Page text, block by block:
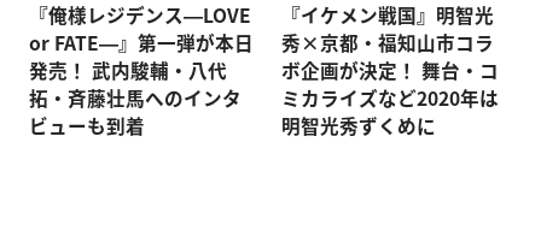
『俺様レジデンス―LOVE
or FATE―』第一弾が本日
発売！ 武内駿輔・八代
拓・斉藤壮馬へのインタ
ビューも到着
『イケメン戦国』明智光
秀×京都・福知山市コラ
ボ企画が決定！ 舞台・コ
ミカライズなど2020年は
明智光秀ずくめに